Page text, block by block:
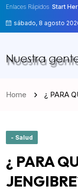
Enlaces Rápidos Start
sábado, 8 agosto
Home ¿ PARA
- Salud
¿ PARA